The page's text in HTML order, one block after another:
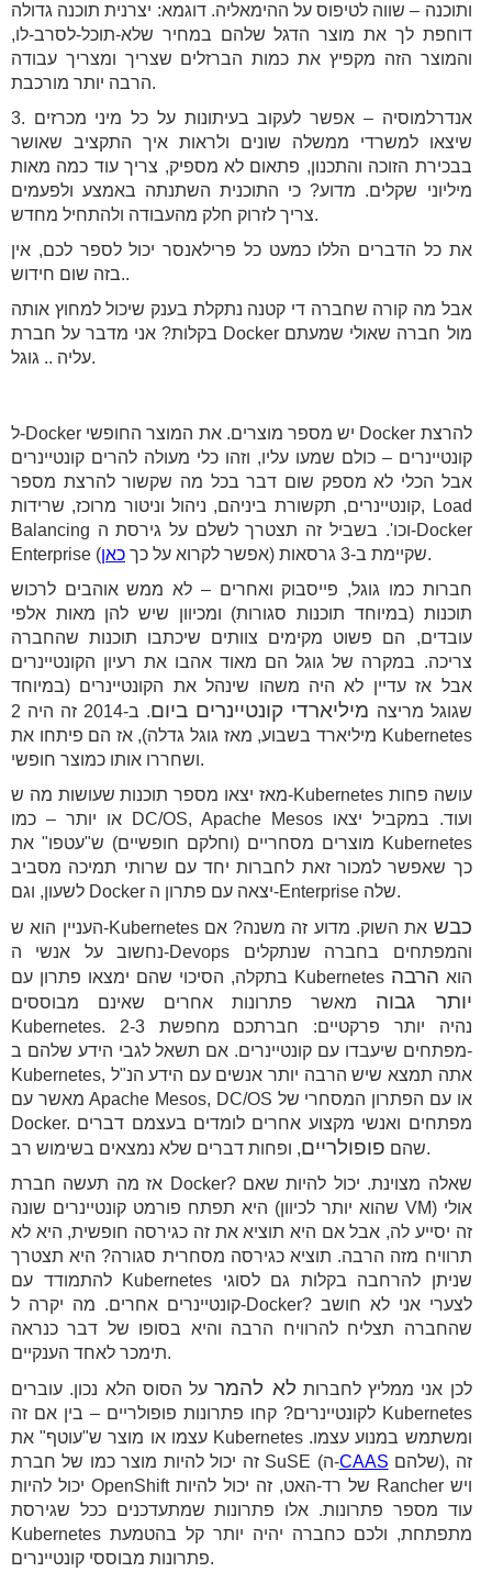
ותוכנה – שווה לטיפוס על ההימאליה. דוגמא: יצרנית תוכנה גדולה
דוחפת לך את מוצר הדגל שלהם במחיר שלא-תוכל-לסרב-לו,
והמוצר הזה מקפיץ את כמות הברזלים שצריך ומצריך עבודה
הרבה יותר מורכבת.
3. אנדרלמוסיה – אפשר לעקוב בעיתונות על כל מיני מכרזים
שיצאו למשרדי ממשלה שונים ולראות איך התקציב שאושר
בבכירת הזוכה והתכנון, פתאום לא מספיק, צריך עוד כמה מאות
מיליוני שקלים. מדוע? כי התוכנית השתנתה באמצע ולפעמים
צריך לזרוק חלק מהעבודה ולהתחיל מחדש.
את כל הדברים הללו כמעט כל פרילאנסר יכול לספר לכם, אין
בזה שום חידוש..
אבל מה קורה שחברה די קטנה נתקלת בענק שיכול למחוץ אותה
בקלות? אני מדבר על חברת Docker מול חברה שאולי שמעתם
עליה .. גוגל.
ל-Docker יש מספר מוצרים. את המוצר החופשי Docker להרצת
קונטיינרים – כולם שמעו עליו, וזהו כלי מעולה להרים קונטיינרים
אבל הכלי לא מספק שום דבר בכל מה שקשור להרצת מספר
קונטיינרים, תקשורת ביניהם, ניהול וניטור מרוכז, שרידות, Load
Balancing וכו'. בשביל זה תצטרך לשלם על גירסת ה-Docker
Enterprise שקיימת ב-3 גרסאות (אפשר לקרוא על כך
כאן
).
חברות כמו גוגל, פייסבוק ואחרים – לא ממש אוהבים לרכוש
תוכנות (במיוחד תוכנות סגורות) ומכיוון שיש להן מאות אלפי
עובדים, הם פשוט מקימים צוותים שיכתבו תוכנות שהחברה
צריכה. במקרה של גוגל הם מאוד אהבו את רעיון הקונטיינרים
אבל אז עדיין לא היה משהו שינהל את הקונטיינרים (במיוחד
שגוגל מריצה מיליארדי קונטיינרים ביום
. ב-2014 זה היה 2
מיליארד בשבוע, מאז גוגל גדלה), אז הם פיתחו את Kubernetes
ושחררו אותו כמוצר חופשי.
מאז יצאו מספר תוכנות שעושות מה ש-Kubernetes עושה פחות
או יותר – כמו DC/OS, Apache Mesos ועוד. במקביל יצאו
מוצרים מסחריים (וחלקם חופשיים) ש"עטפו" את Kubernetes
כך שאפשר למכור זאת לחברות יחד עם שרותי תמיכה מסביב
לשעון, וגם Docker יצאה עם פתרון ה-Enterprise שלה.
העניין הוא ש-Kubernetes
כבש את השוק. מדוע זה משנה? אם
נחשוב על אנשי ה-Devops והמפתחים בחברה שנתקלים
בתקלה, הסיכוי שהם ימצאו פתרון עם Kubernetes הוא הרבה
יותר גבוה מאשר פתרונות אחרים שאינם מבוססים
Kubernetes. נהיה יותר פרקטיים: חברתכם מחפשת 2-3
מפתחים שיעבדו עם קונטיינרים. אם תשאל לגבי הידע שלהם ב-
Kubernetes, אתה תמצא שיש הרבה יותר אנשים עם הידע הנ"ל
מאשר עם Apache Mesos, DC/OS או עם הפתרון המסחרי של
Docker. מפתחים ואנשי מקצוע אחרים לומדים בעצמם דברים
שהם פופולריים
, ופחות דברים שלא נמצאים בשימוש רב.
אז מה תעשה חברת Docker? שאלה מצוינת. יכול להיות שאם
היא תפתח פורמט קונטיינרים שונה (שהוא יותר לכיוון VM) אולי
זה יסייע לה, אבל אם היא תוציא את זה כגירסה חופשית, היא לא
תרוויח מזה הרבה. תוציא כגירסה מסחרית סגורה? היא תצטרך
להתמודד עם Kubernetes שניתן להרחבה בקלות גם לסוגי
קונטיינרים אחרים. מה יקרה ל-Docker? לצערי אני לא חושב
שהחברה תצליח להרוויח הרבה והיא בסופו של דבר כנראה
תימכר לאחד הענקיים.
לכן אני ממליץ לחברות לא להמרעל הסוס הלא נכון. עוברים
לקונטיינרים? קחו פתרונות פופולריים – בין אם זה Kubernetes
עצמו או מוצר ש"עוטף" את Kubernetes ומשתמש במנוע עצמו.
זה יכול להיות מוצר כמו של חברת SuSE (ה-CAAS
יכול להיות OpenShift של רד-האט, זה יכול להיות Rancher ויש
עוד מספר פתרונות. אלו פתרונות שמתעדכנים ככל שגירסת
Kubernetes מתפתחת, ולכם כחברה יהיה יותר קל בהטמעת
פתרונות מבוססי קונטיינרים.